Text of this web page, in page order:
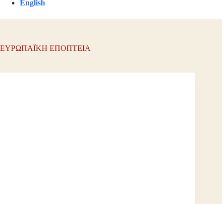
English
ΕΥΡΩΠΑΪΚΗ ΕΠΟΠΤΕΙΑ